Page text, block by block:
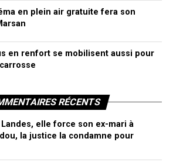
en plein air gratuite fera son
en renfort se mobilisent aussi pour
RÉCENTS
Landes, elle force son ex-mari à
la justice la condamne pour